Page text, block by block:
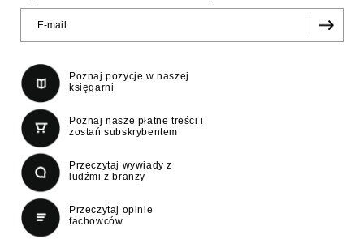
Poznaj pozycje w naszej
księgarni
Poznaj nasze płatne treści i
zostań subskrybentem
Przeczytaj wywiady z
ludźmi z branży
Przeczytaj opinie
fachowców